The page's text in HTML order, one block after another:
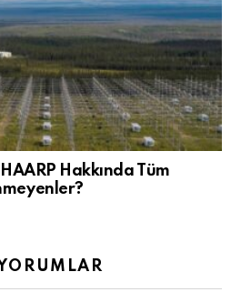
Hakkında Tüm